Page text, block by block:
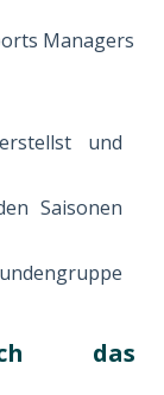
Managers
und
Saisonen
das